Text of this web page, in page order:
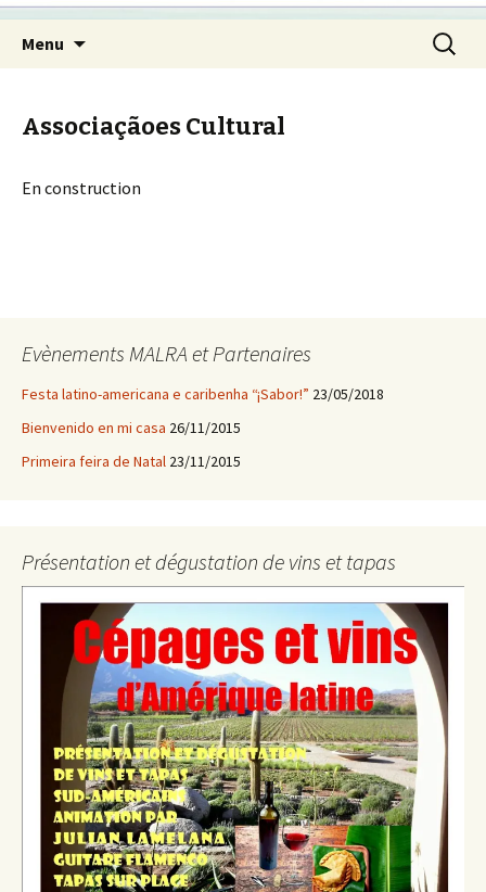
Menu
conteúdo
por:
Associaçãoes Cultural
En construction
Evènements MALRA et Partenaires
Festa latino-americana e caribenha “¡Sabor!” 23/05/2018
Bienvenido en mi casa 26/11/2015
Primeira feira de Natal 23/11/2015
Présentation et dégustation de vins et tapas